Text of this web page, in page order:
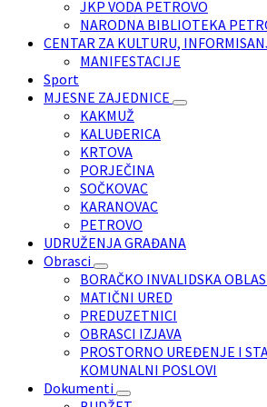
JKP VODA PETROVO
NARODNA BIBLIOTEKA
CENTAR ZA KULTURU,
MANIFESTACIJE
Sport
MJESNE ZAJEDNICE
KAKMUŽ
KALUĐERICA
KRTOVA
PORJEČINA
SOČKOVAC
KARANOVAC
PETROVO
UDRUŽENJA GRAĐANA
Obrasci
BORAČKO INVALIDSKA
MATIČNI URED
PREDUZETNICI
OBRASCI IZJAVA
PROSTORNO UREĐENJE I
KOMUNALNI POSLOVI
Dokumenti